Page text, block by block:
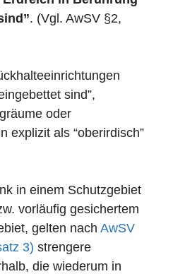
. (Vgl. AwSV §2,
sind”,
oder
explizit als “oberirdisch”
in einem Schutzgebiet
vorläufig gesichertem
gelten nach AwSV
3) strengere
die wiederum in